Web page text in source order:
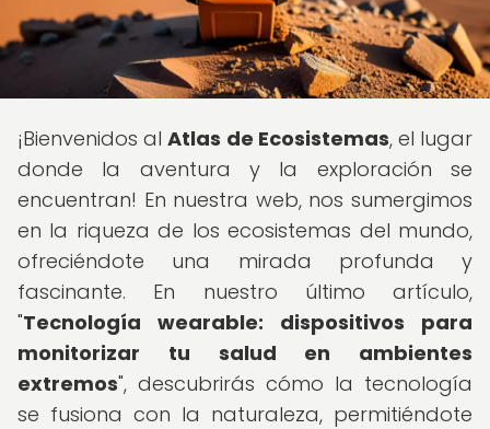
¡Bienvenidos alAtlas de Ecosistemas, el lugar
donde la aventura y la exploración se
encuentran! En nuestra web, nos sumergimos
en la riqueza de los ecosistemas del mundo,
ofreciéndote una mirada profunda y
fascinante. En nuestro último artículo,
"Tecnología wearable: dispositivos para
monitorizar tu salud en ambientes
extremos", descubrirás cómo la tecnología
se fusiona con la naturaleza, permitiéndote